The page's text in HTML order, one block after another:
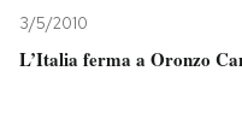
3/5/2010
L’Italia ferma a Oronzo